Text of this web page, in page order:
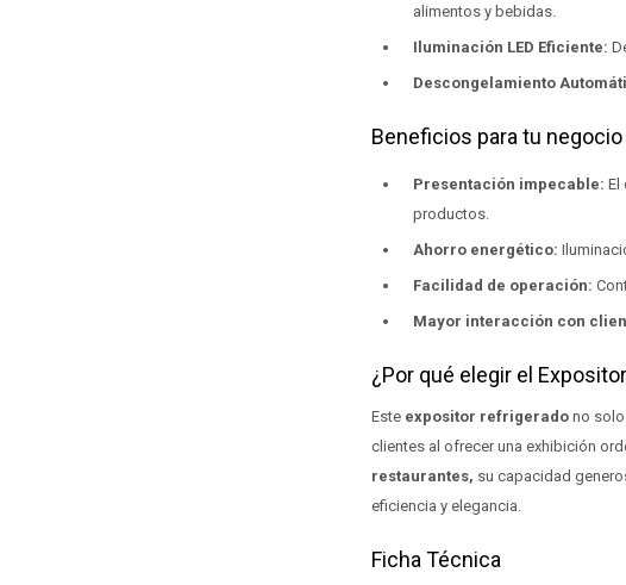
alimentos y bebidas.
Iluminación LED Eficiente:
Descongelamiento
Beneficios para tu negocio
Presentación impecable: El
productos.
Ahorro energético:
Facilidad de operación:
Mayor interacción con
¿Por qué elegir el
Este expositor refrigerado no
clientes al ofrecer una exhibición
restaurantes, su capacidad
eficiencia y elegancia.
Ficha Técnica